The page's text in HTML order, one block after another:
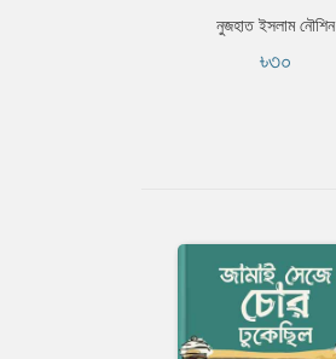
নুজহাত ইসলাম নৌশিন
৳৩০